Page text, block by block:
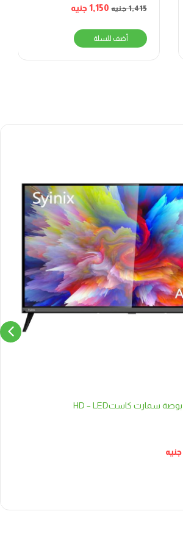
1,415جنيه 1,150جنيه
أضف للسلة
جنيه